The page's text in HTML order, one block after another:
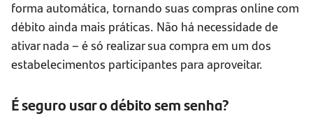
forma automática, tornando suas compras online com
débito ainda mais práticas. Não há necessidade de
ativar nada – é só realizar sua compra em um dos
estabelecimentos participantes para aproveitar.
É seguro usar o débito sem senha?